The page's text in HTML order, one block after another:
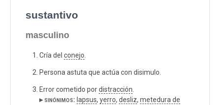
sustantivo
masculino
Cría del conejo
Persona astuta que actúa con disimulo.
Error cometido pordistracción
▸ sinónimos: lapsus, yerro, desliz, metedura de